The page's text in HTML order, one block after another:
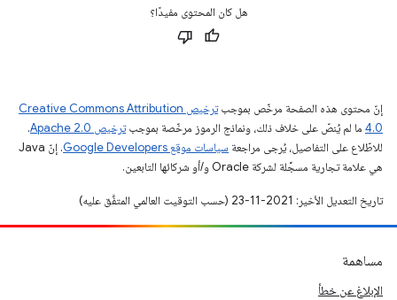
هل كان المحتوى مفيدًا؟
إنّ محتوى هذه الصفحة مرخّص بموجب
ترخيص Creative Commons Attribution
4.0‏ ما لم يُنصّ على خلاف ذلك، ونماذج الرموز مرخّصة بموجبترخيص Apache 2.0‏
.
للاطّلاع على التفاصيل، يُرجى مراجعة سياسات موقع Google Developers‏
. إنّ Java
هي علامة تجارية مسجَّلة لشركة Oracle و/أو شركائها التابعين.
تاريخ التعديل الأخير: 2021-11-23 (حسب التوقيت العالمي المتفَّق عليه)
مساهمة
الإبلاغ عن خطأ